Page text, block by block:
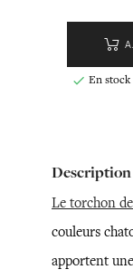
 En stock
Description
Le torchon
couleurs
apportent